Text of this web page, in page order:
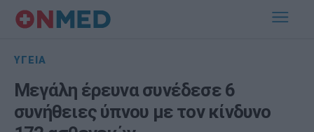
ΥΓΕΙΑ
Μεγάλη έρευνα συνέδεσε 6
συνήθειες ύπνου με τον κίνδυνο